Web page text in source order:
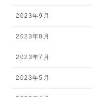
2023年9月
2023年8月
2023年7月
2023年5月